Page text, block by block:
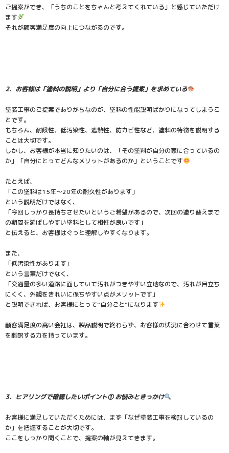
ご提案ができ、「うちのことをちゃんと考えてくれている」と感じていただけ
ます
それが顧客満足度の向上につながるのです。
2．お客様は「塗料の説明」より「自分に合う提案」を求めている
塗装工事のご提案でありがちなのが、塗料の性能説明ばかりになってしまうこ
とです。
もちろん、耐候性、低汚染性、遮熱性、防カビ性など、塗料の特徴を説明する
ことは大切です。
しかし、お客様が本当に知りたいのは、「その塗料が自分の家に合っているの
か」「自分にとってどんなメリットがあるのか」ということです
たとえば、
「この塗料は15年～20年の耐久性があります」
という説明だけではなく、
「今回しっかり長持ちさせたいというご希望があるので、次回の塗り替えまで
の期間を延ばしやすい塗料として相性が良いです」
と伝えると、お客様はぐっと理解しやすくなります。
また、
「低汚染性があります」
という言葉だけでなく、
「交通量の多い道路に面していて汚れがつきやすい立地なので、汚れが目立ち
にくく、外観をきれいに保ちやすい点がメリットです」
と説明できれば、お客様にとって“自分ごと”になります
顧客満足度の高い会社は、製品説明で終わらず、お客様の状況に合わせて言葉
を翻訳する力を持っています。
3．ヒアリングで確認したいポイント① お悩みときっかけ
お客様に満足していただくためには、まず「なぜ塗装工事を検討しているの
か」を把握することが大切です。
ここをしっかり聞くことで、提案の軸が見えてきます。